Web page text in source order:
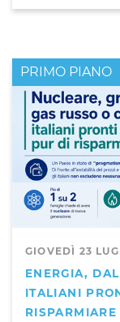
GIOVEDÌ 23
ENERGIA,
ITALIANI
RISPARMIARE
PRIMO PIANO